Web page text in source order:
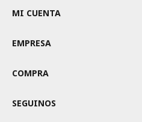
MI CUENTA
EMPRESA
COMPRA
SEGUINOS